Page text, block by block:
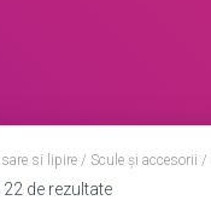
si lipire / Scule și accesorii /
de rezultate